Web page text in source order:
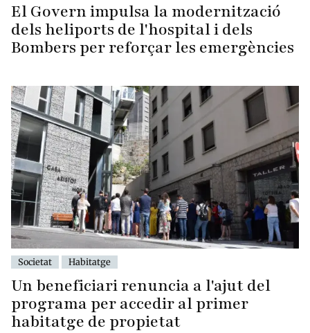
El Govern impulsa la modernització
dels heliports de l'hospital i dels
Bombers per reforçar les emergències
Societat Habitatge
Un beneficiari renuncia a l'ajut del
programa per accedir al primer
habitatge de propietat